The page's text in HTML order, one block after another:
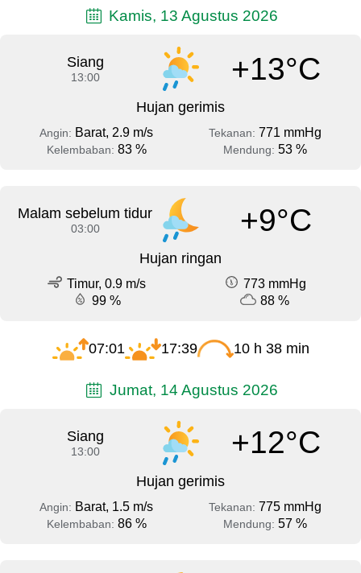
Kamis, 13 Agustus 2026
Siang
13:00 +13°C
Hujan gerimis
Angin: Barat, 2.9 m/s Tekanan: 771 mmHg
Kelembaban: 83 % Mendung: 53 %
Malam sebelum tidur
03:00 +9°C
Hujan ringan
Timur, 0.9 m/s
773 mmHg
99 %
88 %
07:01 17:39 10 h 38 min
Jumat, 14 Agustus 2026
Siang
13:00 +12°C
Hujan gerimis
Angin: Barat, 1.5 m/s Tekanan: 775 mmHg
Kelembaban: 86 % Mendung: 57 %